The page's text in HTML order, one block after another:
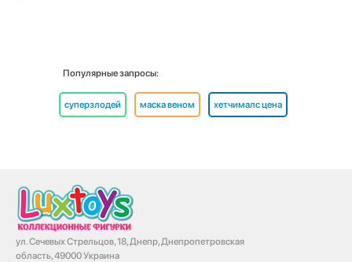
Популярные запросы:
суперзлодей маска веном хетчималс цена
ул. Сечевых Стрельцов, 18, Днепр, Днепропетровская
область, 49000 Украина